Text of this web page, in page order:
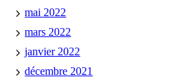
mai 2022
mars 2022
janvier 2022
décembre 2021